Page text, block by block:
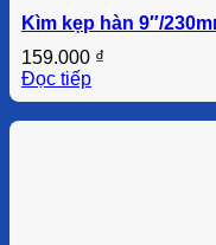
Kìm kẹp hàn 9″/
159.000 ₫
Đọc tiếp